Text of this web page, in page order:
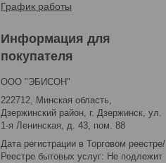
График работы
Информация для
покупателя
ООО "ЭБИСОН"
222712, Минская область,
Дзержинский район, г. Дзержинск, ул.
1-я Ленинская, д. 43, пом. 88
Дата регистрации в Торговом реестре/
Реестре бытовых услуг: Не подлежит